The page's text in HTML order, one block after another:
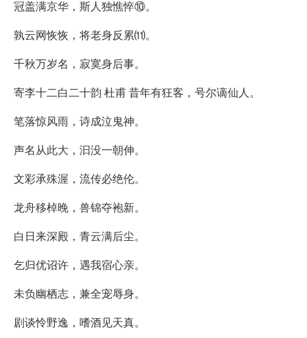
冠盖满京华，斯人独憔悴⑩。
孰云网恢恢，将老身反累⑾。
千秋万岁名，寂寞身后事。
寄李十二白二十韵 杜甫 昔年有狂客，号尔谪仙人。
笔落惊风雨，诗成泣鬼神。
声名从此大，汩没一朝伸。
文彩承殊渥，流传必绝伦。
龙舟移棹晚，兽锦夺袍新。
白日来深殿，青云满后尘。
乞归优诏许，遇我宿心亲。
未负幽栖志，兼全宠辱身。
剧谈怜野逸，嗜酒见天真。